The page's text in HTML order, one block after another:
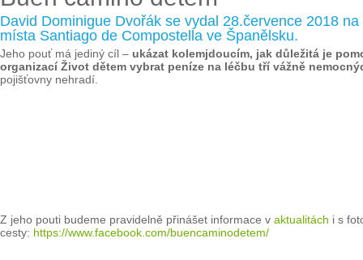
David Dominigue Dvořák se vydal 28.července 2018
místa Santiago de Compostella ve Španělsku.
Jeho pouť má jediný cíl – ukázat kolemjdoucím, jak důležitá je
organizací Život dětem vybrat peníze na léčbu tří vážně
pojišťovny nehradí.
Z jeho pouti budeme pravidelně přinášet informace v aktualitách i s
cesty: https://www.facebook.com/buencaminodetem/